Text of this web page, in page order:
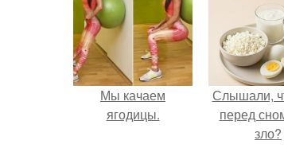
Мы качаем
ягодицы.
Слышали,
перед
зло?